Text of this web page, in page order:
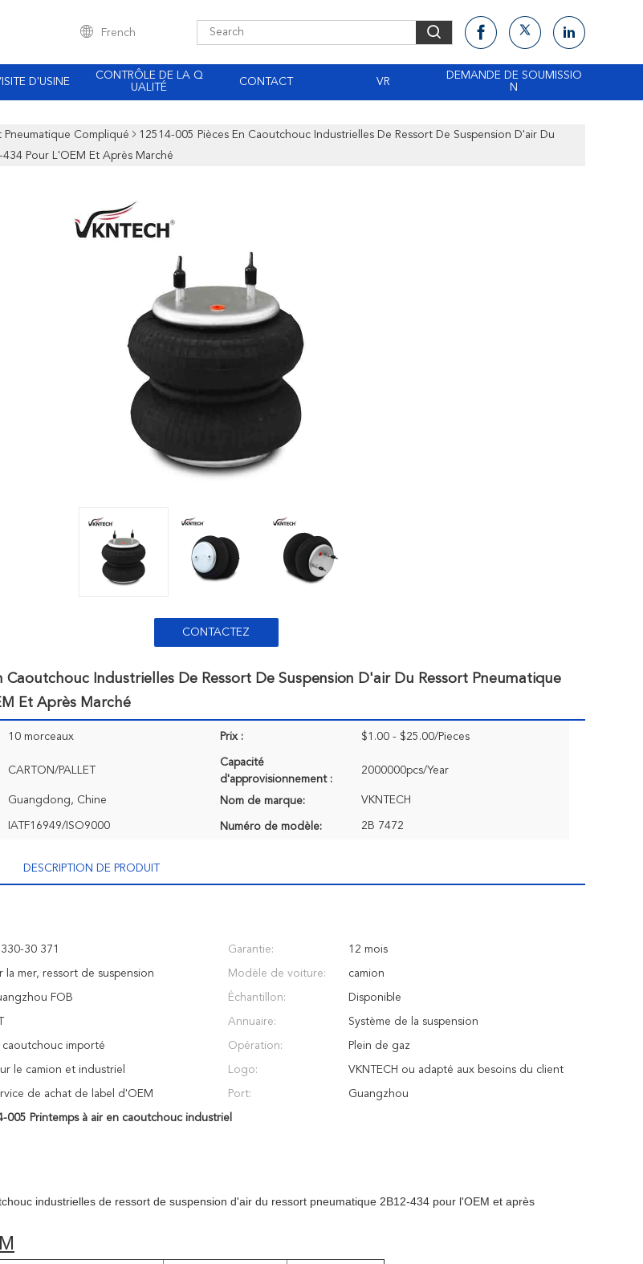
French
D'USINE
CONTRÔLE DE LA Q
UALITÉ
CONTACT VR
DEMANDE DE SOUMISSIO
N
Pneumatique Compliqué
12514-005 Pièces En Caoutchouc Industrielles De Ressort De Suspension D'air Du
Pour L'OEM Et Après Marché
CONTACTEZ
Caoutchouc Industrielles De Ressort De Suspension D'air Du Ressort Pneumatique
Et Après Marché
10 morceaux Prix : $1.00 - $25.00/Pieces
CARTON/PALLET
Capacité
d'approvisionnement :
2000000pcs/Year
Guangdong, Chine Nom de marque: VKNTECH
IATF16949/ISO9000 Numéro de modèle: 2B 7472
DESCRIPTION DE PRODUIT
30 371 Garantie: 12 mois
la mer, ressort de suspension Modèle de voiture: camion
FOB Échantillon: Disponible
Annuaire: Système de la suspension
caoutchouc importé Opération: Plein de gaz
le camion et industriel Logo: VKNTECH ou adapté aux besoins du client
de achat de label d'OEM Port: Guangzhou
005 Printemps à air en caoutchouc industriel
industrielles de ressort de suspension d'air du ressort pneumatique 2B12-434 pour l'OEM et après